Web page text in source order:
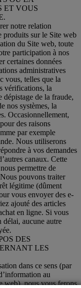
ET VOUS
notre relation
produits sur le Site web
du Site web, toute
participation à nos
certaines données
administratives
vous, telles que la
vérifications, la
dépistage de la fraude,
nos systèmes, la
Occasionnellement,
des raisons
par exemple
Nous utiliserons
à vos demandes
canaux. Cette
permettre de
pouvons traiter
légitime (dûment
vous envoyer des e-
ajouté des articles
en ligne. Si vous
délai, aucune autre
DES
LES
dans ce sens (par
au
web), nous vous ferons